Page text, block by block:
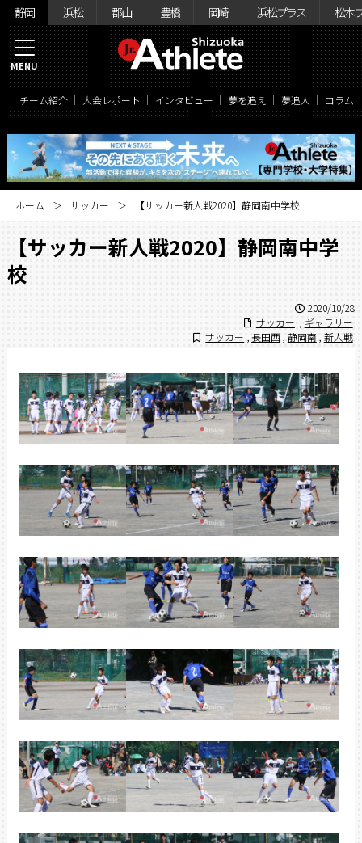
静岡 浜松 郡山 豊橋 岡崎 浜松プラス 松本
チーム紹介 大会レポート インタビュー 夢を追え 夢追人 コラム
MENU
ホーム サッカー 【サッカー新人戦2020】静岡南中学校
【サッカー新人戦2020】静岡南中学
校
2020/10/28
サッカー
ギャラリー
サッカー 長田西 静岡南 , 新人戦